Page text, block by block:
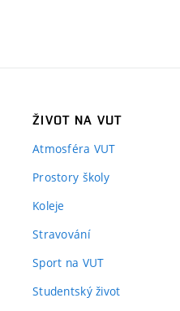
ŽIVOT NA VUT
Atmosféra VUT
Prostory školy
Koleje
Stravování
Sport na VUT
Studentský život